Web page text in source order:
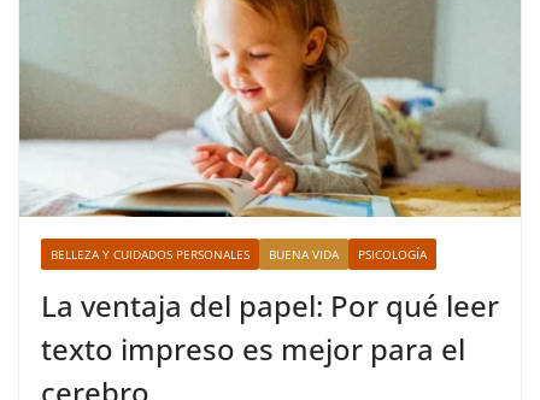
BELLEZA Y CUIDADOS PERSONALES BUENA VIDA PSICOLOGÍA
La ventaja del papel: Por qué leer
texto impreso es mejor para el
cerebro